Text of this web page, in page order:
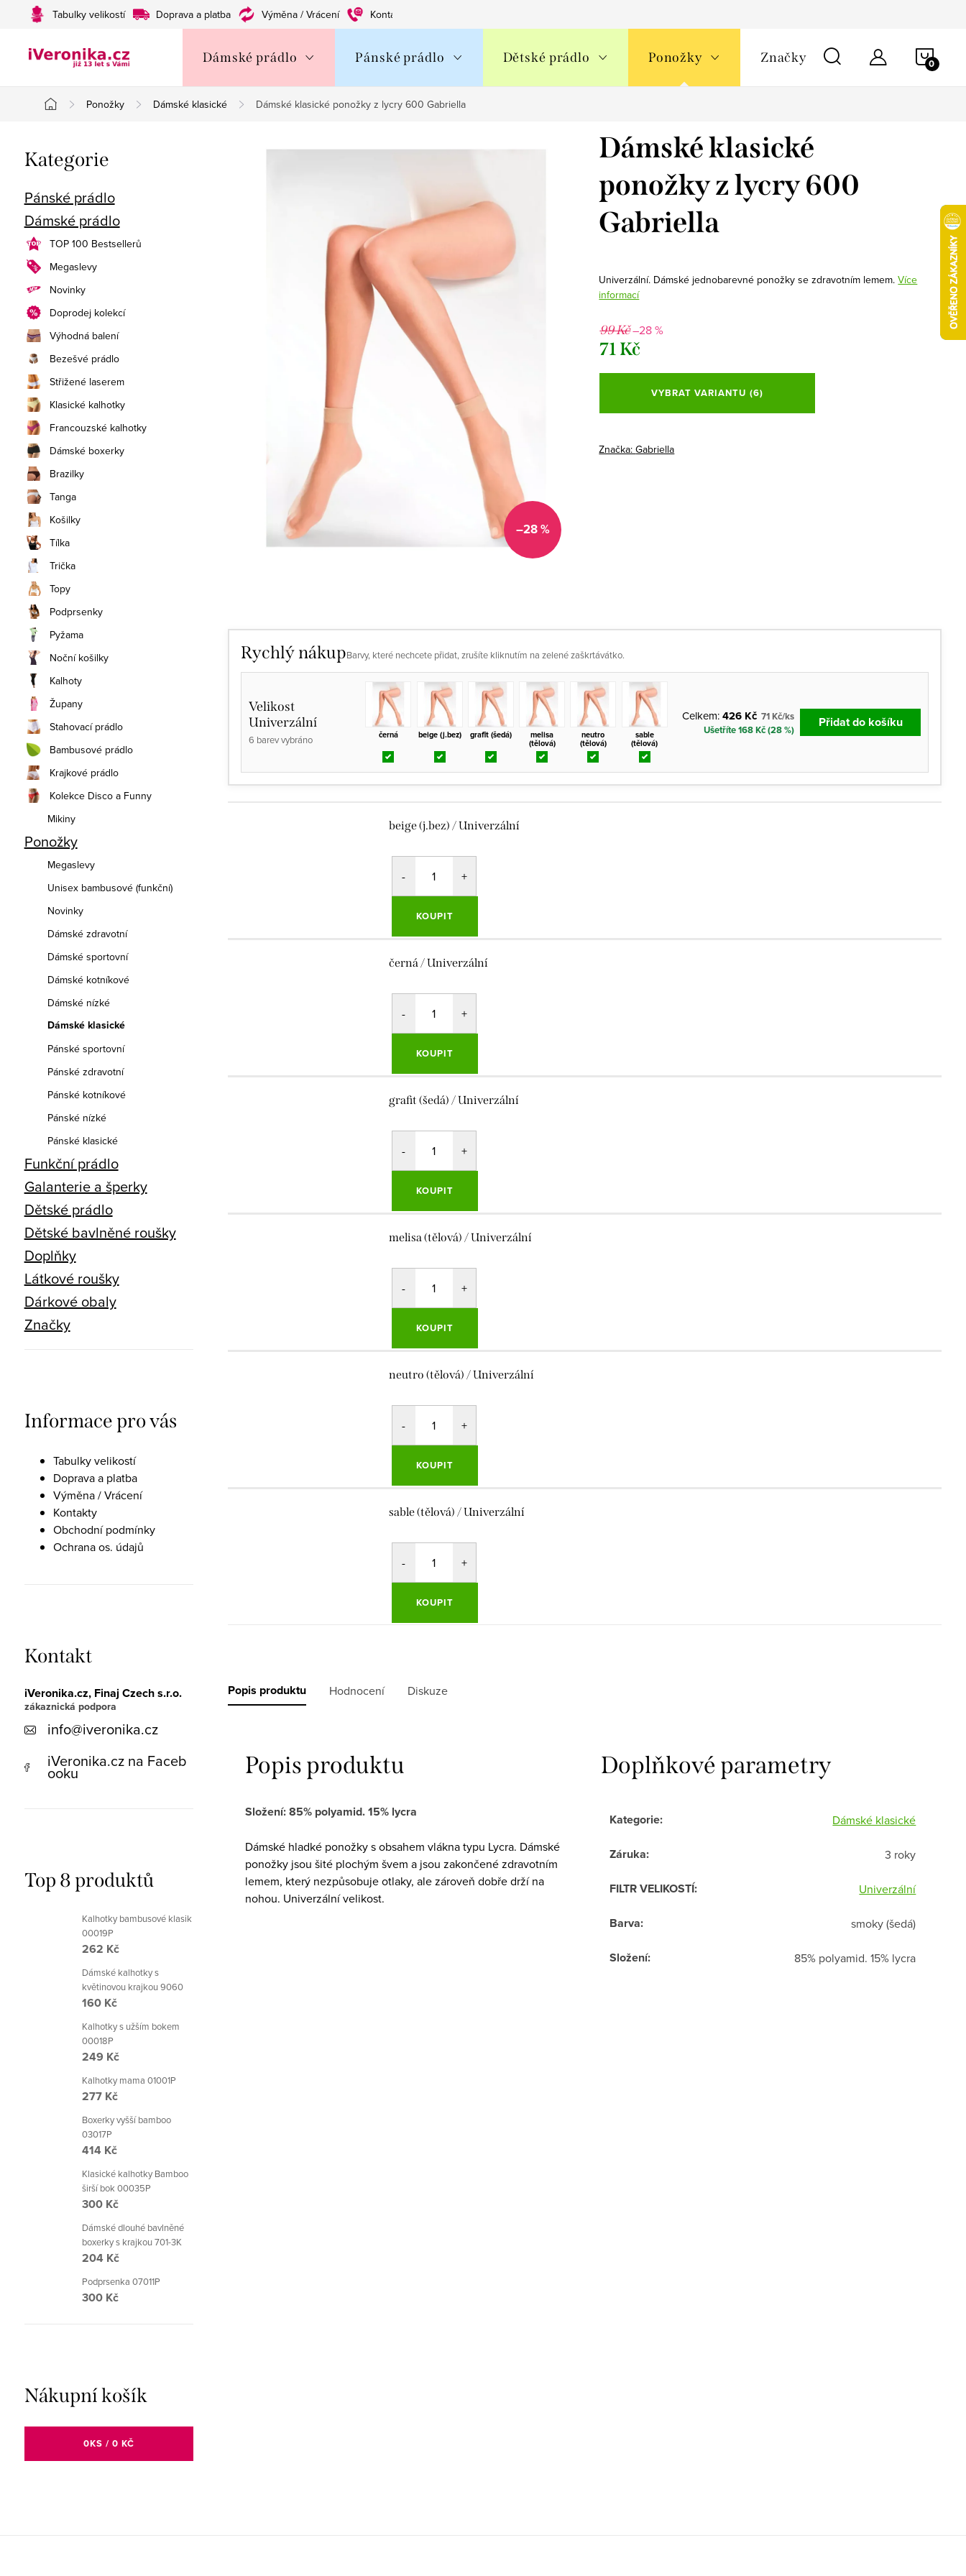
Tabulky velikostí Doprava a platba Výměna / Vrácení Kontakty
Dámské prádlo Pánské prádlo Dětské prádlo Ponožky Značky
Domů
Ponožky Dámské klasické Dámské klasické ponožky z lycry 600 Gabriella
o
s
t
r
a
n
n
í
p
a
n
e
l
Přeskočit
kategorie
Kategorie
Pánské prádlo
Dámské prádlo
TOP 100 Bestsellerů
Megaslevy
Novinky
Doprodej kolekcí
Výhodná balení
Bezešvé prádlo
Střižené laserem
Klasické kalhotky
Francouzské kalhotky
Dámské boxerky
Brazilky
Tanga
Košilky
Tílka
Trička
Topy
Podprsenky
Pyžama
Noční košilky
Kalhoty
Župany
Stahovací prádlo
Bambusové prádlo
Krajkové prádlo
Kolekce Disco a Funny
Mikiny
Ponožky
Megaslevy
Unisex bambusové (funkční)
Novinky
Dámské zdravotní
Dámské sportovní
Dámské kotníkové
Dámské nízké
Dámské klasické
Pánské sportovní
Pánské zdravotní
Pánské kotníkové
Pánské nízké
Pánské klasické
Funkční prádlo
Galanterie a šperky
Dětské prádlo
Dětské bavlněné roušky
Doplňky
Látkové roušky
Dárkové obaly
Značky
Informace pro vás
Tabulky velikostí
Doprava a platba
Výměna / Vrácení
Kontakty
Obchodní podmínky
Ochrana os. údajů
Kontakt
iVeronika.cz, Finaj Czech s.r.o.
info@iveronika.cz
iVeronika.cz na Faceb
ooku
Top 8 produktů
Kalhotky bambusové klasik
00019P
262 Kč
Dámské kalhotky s
květinovou krajkou 9060
160 Kč
Kalhotky s užším bokem
00018P
249 Kč
Kalhotky mama 01001P
277 Kč
Boxerky vyšší bamboo
03017P
414 Kč
Klasické kalhotky Bamboo
širší bok 00035P
300 Kč
Dámské dlouhé bavlněné
boxerky s krajkou 701-3K
204 Kč
Podprsenka 07011P
300 Kč
Nákupní košík
0KS / 0 KČ
–28 %
Dámské klasické
ponožky z lycry 600
Gabriella
Univerzální. Dámské jednobarevné ponožky se zdravotním lemem.Více
informací
99 Kč–28 %
71 Kč
Měrná
VYBRAT VARIANTU (6)
Značka:Gabriella
Rychlý nákupBarvy, které nechcete přidat, zrušíte kliknutím na zelené zaškrtávátko.
Velikost
Univerzální
6 barev vybráno černá beige (j.bez) grafit (šedá) melisa
(tělová)
neutro
(tělová)
sable
(tělová)
Celkem:426 Kč 71 Kč/ks
Ušetříte 168 Kč (28 %)
Přidat do košíku
beige (j.bez) / Univerzální
KOUPIT
černá / Univerzální
KOUPIT
grafit (šedá) / Univerzální
KOUPIT
melisa (tělová) / Univerzální
KOUPIT
neutro (tělová) / Univerzální
KOUPIT
sable (tělová) / Univerzální
KOUPIT
Popis produktu Hodnocení Diskuze
Popis produktu
Složení: 85% polyamid. 15% lycra
Dámské hladké ponožky s obsahem vlákna typu Lycra. Dámské
ponožky jsou šité plochým švem a jsou zakončené zdravotním
lemem, který nezpůsobuje otlaky, ale zároveň dobře drží na
nohou. Univerzální velikost.
Doplňkové parametry
Kategorie: Dámské klasické
Záruka: 3 roky
FILTR VELIKOSTÍ: Univerzální
Barva: smoky (šedá)
Složení: 85% polyamid. 15% lycra